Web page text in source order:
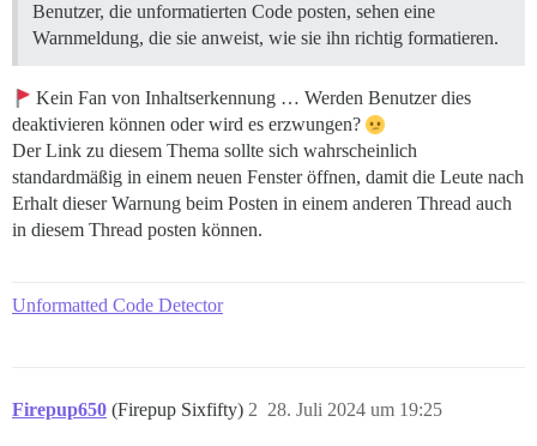
Benutzer, die unformatierten Code posten, sehen eine
Warnmeldung, die sie anweist, wie sie ihn richtig formatieren.
Kein Fan von Inhaltserkennung … Werden Benutzer dies
deaktivieren können oder wird es erzwungen?
Der Link zu diesem Thema sollte sich wahrscheinlich
standardmäßig in einem neuen Fenster öffnen, damit die Leute nach
Erhalt dieser Warnung beim Posten in einem anderen Thread auch
in diesem Thread posten können.
Unformatted Code Detector
Firepup650 (Firepup Sixfifty) 28. Juli 2024 um 19:25
2